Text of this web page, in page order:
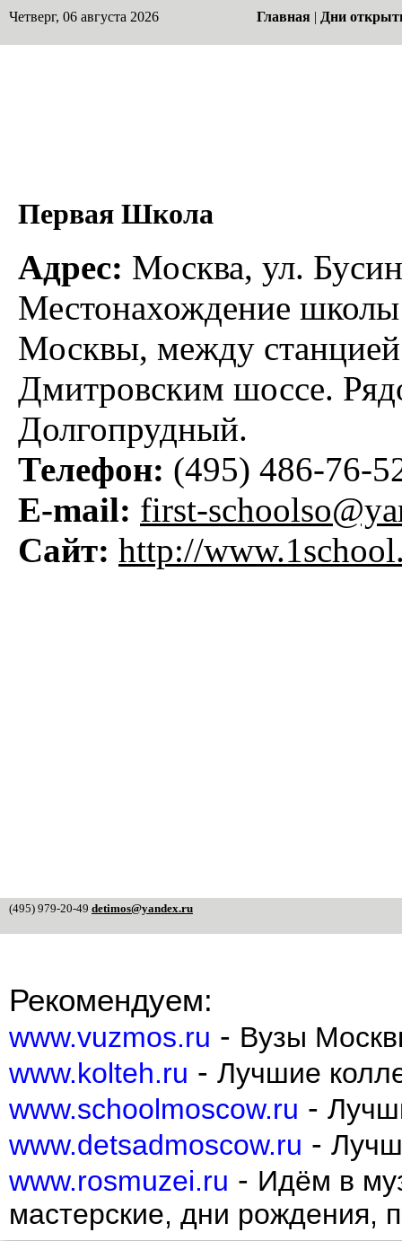
Четверг, 06 августа 2026 Главная | Дни
Первая Школа
Адрес: Москва, ул.
Местонахождение
Москвы, между
Дмитровским шоссе.
Долгопрудный.
Телефон: (495) 486-76-
E-mail: first-
Сайт: http://
(495) 979-20-49 detimos@yandex.ru
Рекомендуем:
www.vuzmos.ru - Вузы
www.kolteh.ru - Лучшие
www.schoolmoscow.ru -
www.detsadmoscow.ru -
www.rosmuzei.ru - Идём в
мастерские, дни рождения,